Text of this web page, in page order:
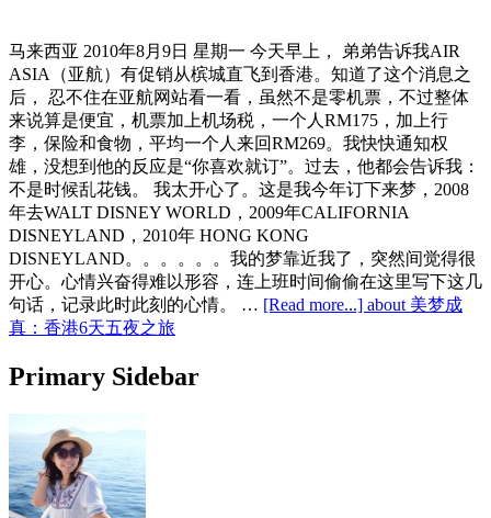
马来西亚 2010年8月9日 星期一 今天早上， 弟弟告诉我AIR
ASIA（亚航）有促销从槟城直飞到香港。知道了这个消息之
后， 忍不住在亚航网站看一看，虽然不是零机票，不过整体
来说算是便宜，机票加上机场税，一个人RM175，加上行
李，保险和食物，平均一个人来回RM269。我快快通知权
雄，没想到他的反应是“你喜欢就订”。过去，他都会告诉我：
不是时候乱花钱。 我太开心了。这是我今年订下来梦，2008
年去WALT DISNEY WORLD，2009年CALIFORNIA
DISNEYLAND，2010年 HONG KONG
DISNEYLAND。。。。。。我的梦靠近我了，突然间觉得很
开心。心情兴奋得难以形容，连上班时间偷偷在这里写下这几
句话，记录此时此刻的心情。 … [Read more...] about 美梦成
真：香港6天五夜之旅
Primary Sidebar